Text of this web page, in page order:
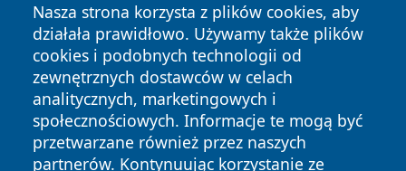
Nasza strona korzysta z plików cookies, aby
działała prawidłowo. Używamy także plików
cookies i podobnych technologii od
zewnętrznych dostawców w celach
analitycznych, marketingowych i
społecznościowych. Informacje te mogą być
przetwarzane również przez naszych
partnerów. Kontynuując korzystanie ze
Copyright © 2026 swidnicanews.pl Wszystkie prawa
zastrzeżone.